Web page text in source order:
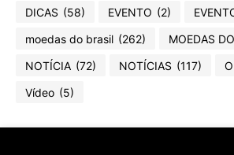
DICAS (58) EVENTO (2)
moedas do brasil (262) MOEDAS
NOTÍCIA (72) NOTÍCIAS (117)
Vídeo (5)